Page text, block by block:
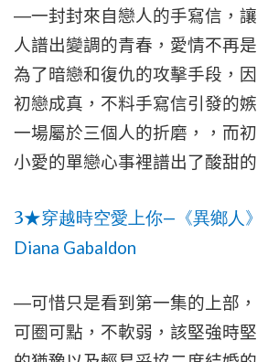
—一封封來自戀人的手寫信，
人譜出變調的青春，愛情不再
為了暗戀和復仇的攻擊手段，
初戀成真，不料手寫信引發的
一場屬於三個人的折磨，，而
小愛的單戀心事裡譜出了酸甜
3★穿越時空愛上你— 《異鄉人
Diana Gabaldon
—可惜只是看到第一集的上部
可圈可點，不軟弱，該堅強時